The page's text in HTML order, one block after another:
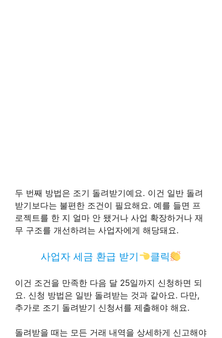
두 번째 방법은 조기 돌려받기예요. 이건 일반 돌려
받기보다는 불편한 조건이 필요해요. 예를 들면 프
로젝트를 한 지 얼마 안 됐거나 사업 확장하거나 재
무 구조를 개선하려는 사업자에게 해당돼요.
사업자 세금 환급 받기 클릭
이건 조건을 만족한 다음 달 25일까지 신청하면 되
요. 신청 방법은 일반 돌려받는 것과 같아요. 다만,
추가로 조기 돌려받기 신청서를 제출해야 해요.
돌려받을 때는 모든 거래 내역을 상세하게 신고해야